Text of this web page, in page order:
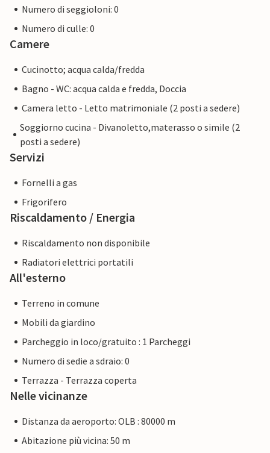
Numero di seggioloni: 0
Numero di culle: 0
Camere
Cucinotto; acqua calda/fredda
Bagno - WC: acqua calda e fredda, Doccia
Camera letto - Letto matrimoniale (2 posti a sedere)
Soggiorno cucina - Divanoletto,materasso o simile (2
posti a sedere)
Servizi
Fornelli a gas
Frigorifero
Riscaldamento / Energia
Riscaldamento non disponibile
Radiatori elettrici portatili
All'esterno
Terreno in comune
Mobili da giardino
Parcheggio in loco/gratuito : 1 Parcheggi
Numero di sedie a sdraio: 0
Terrazza - Terrazza coperta
Nelle vicinanze
Distanza da aeroporto: OLB : 80000 m
Abitazione più vicina: 50 m